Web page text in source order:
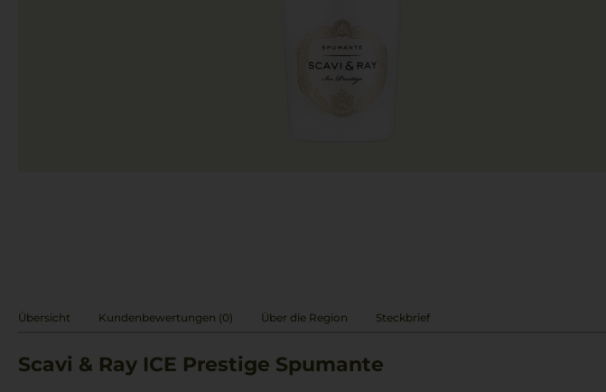
Übersicht Kundenbewertungen (0) Über die Region Steckbrief
Scavi & Ray ICE Prestige Spumante